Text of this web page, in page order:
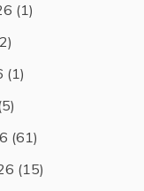
(1)
(1)
(61)
(15)